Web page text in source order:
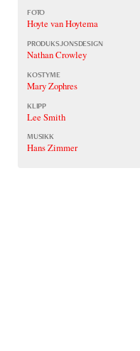
FOTO
Hoyte van Hoytema
PRODUKSJONSDESIGN
Nathan Crowley
KOSTYME
Mary Zophres
KLIPP
Lee Smith
MUSIKK
Hans Zimmer